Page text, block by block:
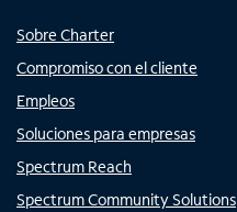
Sobre Charter
Compromiso con el cliente
Empleos
Soluciones para empresas
Spectrum Reach
Spectrum Community Solutions